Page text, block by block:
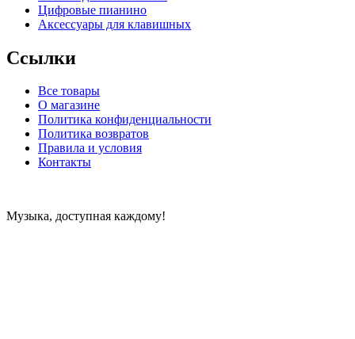
Цифровые пианино
Аксессуары для клавишных
Ссылки
Все товары
О магазине
Политика конфиденциальности
Политика возвратов
Правила и условия
Контакты
Музыка, доступная каждому!